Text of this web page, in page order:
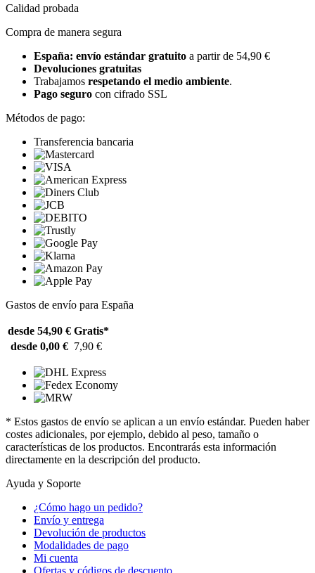
Calidad probada
Compra de manera segura
España: envío estándar gratuito a partir de 54,90 €
Devoluciones gratuitas
Trabajamos respetando el medio ambiente.
Pago seguro con cifrado SSL
Métodos de pago:
Transferencia bancaria
Gastos de envío para España
desde 54,90 € Gratis*
desde 0,00 € 7,90 €
* Estos gastos de envío se aplican a un envío estándar. Pueden haber
costes adicionales, por ejemplo, debido al peso, tamaño o
características de los productos. Encontrarás esta información
directamente en la descripción del producto.
Ayuda y Soporte
¿Cómo hago un pedido?
Envío y entrega
Devolución de productos
Modalidades de pago
Mi cuenta
Ofertas y códigos de descuento